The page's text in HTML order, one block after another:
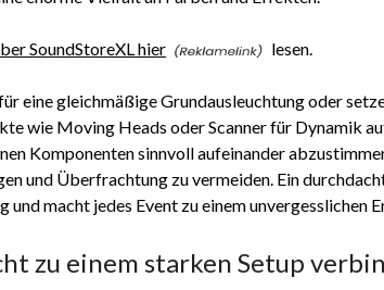
SoundStoreXL hier lesen.
eine gleichmäßige Grundausleuchtung oder
wie Moving Heads oder Scanner für Dynamik
Komponenten sinnvoll aufeinander
und Überfrachtung zu vermeiden. Ein
und macht jedes Event zu einem unvergesslichen
zu einem starken Setup